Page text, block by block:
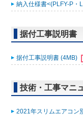
納入仕様書<(PLFY-P・
据付工事説明書
据付工事説明書 (4MB)
技術・工事マニ
2021年スリムエアコン